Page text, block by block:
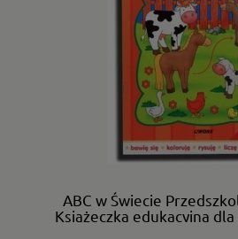
ABC w Świecie
Książeczka edukacyjna